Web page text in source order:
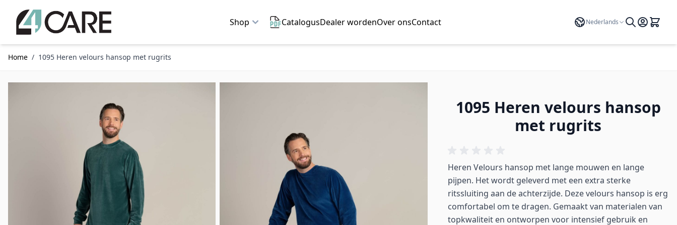
Shop
CatalogusDealer wordenOver onsContact TaalNederlands
Home / 1095 Heren velours hansop met rugrits
1095 Heren velours hansop
met rugrits
Heren Velours hansop met lange mouwen en lange
pijpen. Het wordt geleverd met een extra sterke
ritssluiting aan de achterzijde. Deze velours hansop is erg
comfortabel om te dragen. Gemaakt van materialen van
topkwaliteit en ontworpen voor intensief gebruik en